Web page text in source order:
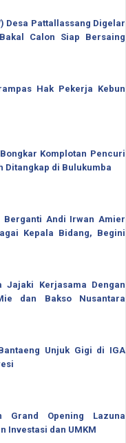
Desa Pattallassang Digelar
Calon Siap Bersaing
Hak Pekerja Kebun
Komplotan Pencuri
Ditangkap di Bulukumba
Berganti Andi Irwan Amier
Kepala Bidang, Begini
Jajaki Kerjasama Dengan
dan Bakso Nusantara
Unjuk Gigi di IGA
Grand Opening Lazuna
Investasi dan UMKM